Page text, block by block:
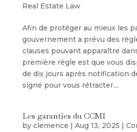
Real Estate Law
Afin de protéger au mieux les
gouvernement a prévu des
clauses pouvant apparaître
première règle est que vous
de dix jours après notification
signé pour vous rétracter....
Les garanties du CCMI
by clemence | Aug 13, 2025 |